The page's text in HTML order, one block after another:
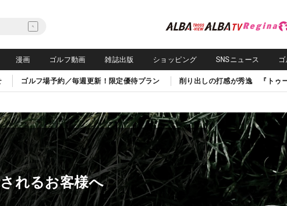
漫画 ゴルフ動画 雑誌出版 ショッピング SNSニュース
ゴルフ場予約／毎週更新！限定優待プラン 削り出しの打感が秀逸 『トゥー
れるお客様へ